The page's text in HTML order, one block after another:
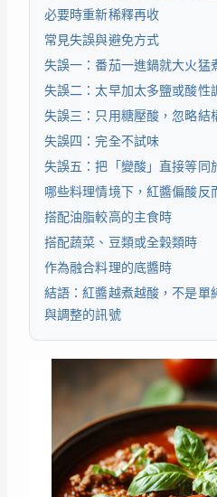
必要時重新稀釋再收
常見失誤與避免方式
失誤一：番茄一進鍋就大火猛
失誤二：太早加太多鹽或酸性
失誤三：只用糖壓酸，忽略結
失誤四：完全不試味
失誤五：把「變酸」直接等同
哪些料理情境下，紅醬偏酸反
搭配油脂較高的主食時
搭配蔬菜、豆類或全穀類時
作為融合料理的底醬時
結語：紅醬越煮越酸，不是單
與調整的訊號